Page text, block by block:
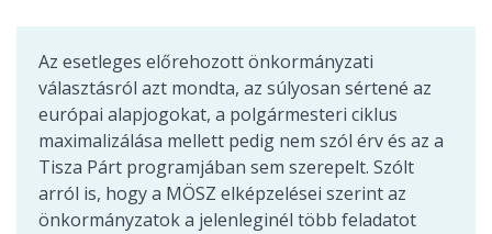
Az esetleges előrehozott önkormányzati
választásról azt mondta, az súlyosan sértené az
európai alapjogokat, a polgármesteri ciklus
maximalizálása mellett pedig nem szól érv és az a
Tisza Párt programjában sem szerepelt. Szólt
arról is, hogy a MÖSZ elképzelései szerint az
önkormányzatok a jelenleginél több feladatot